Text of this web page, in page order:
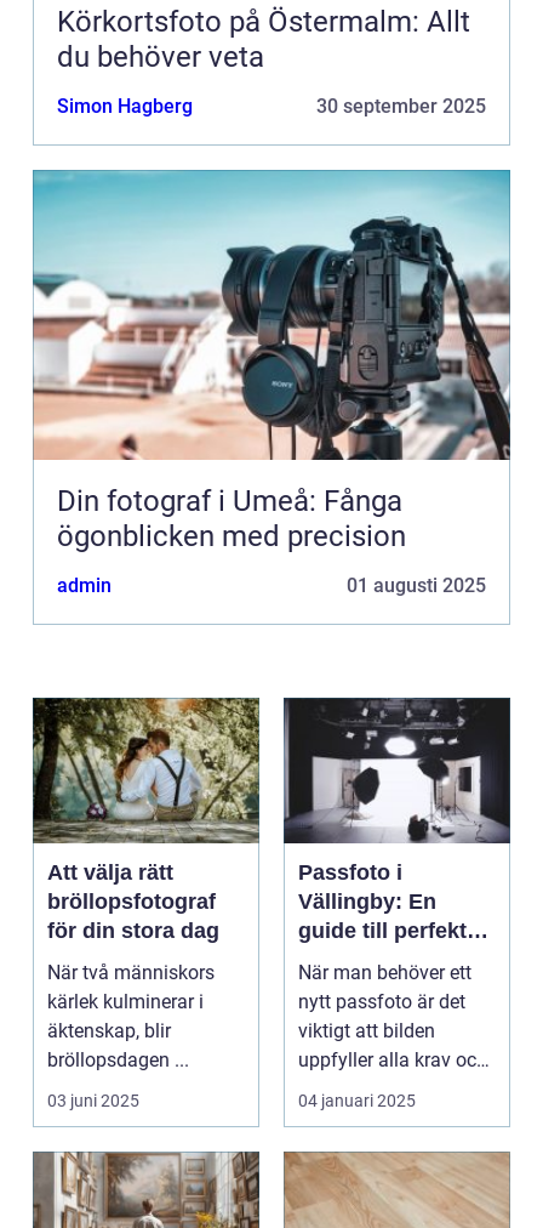
Körkortsfoto på Östermalm: Allt
du behöver veta
Simon Hagberg 30 september 2025
Din fotograf i Umeå: Fånga
ögonblicken med precision
admin 01 augusti 2025
Att välja rätt
bröllopsfotograf
för din stora dag
När två människors
kärlek kulminerar i
äktenskap, blir
bröllopsdagen ...
03 juni 2025
Passfoto i
Vällingby: En
guide till perfekta
bilder
När man behöver ett
nytt passfoto är det
viktigt att bilden
uppfyller alla krav och
s...
04 januari 2025